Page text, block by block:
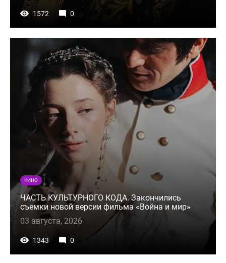
1572 0
КИНО
ЧАСТЬ КУЛЬТУРНОГО КОДА. Закончились
съемки новой версии фильма «Война и мир»
03 августа, 2026
1343 0